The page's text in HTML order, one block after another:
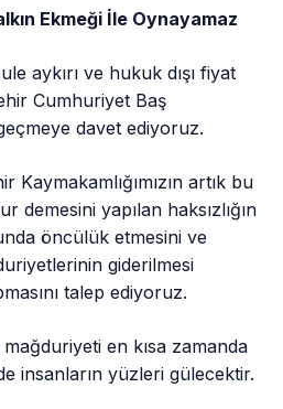
Ekmeği İle Oynayamaz
aykırı ve hukuk dışı fiyat
Cumhuriyet Baş
geçmeye davet ediyoruz.
Kaymakamlığımızın artık bu
demesini yapılan haksızlığın
öncülük etmesini ve
giderilmesi
talep ediyoruz.
en kısa zamanda
insanların yüzleri gülecektir.